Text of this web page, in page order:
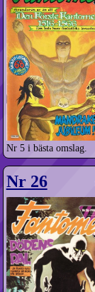
Nr 5 i bästa omslag.
Nr 26